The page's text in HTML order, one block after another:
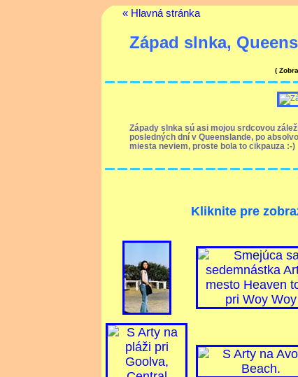
« Hlavná stránka
Západ slnka,
(
Západy slnka sú asi mojou srdcovou
posledných dní v Queenslande, po
miesta neviem, proste bola to cikpauza :-)
Kliknite pre